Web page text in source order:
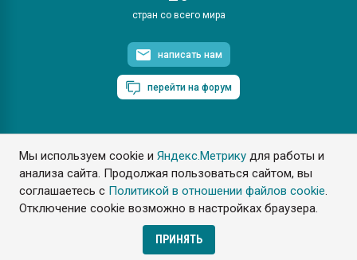
Мы используем cookie иЯндекс.Метрику для работы и
анализа сайта. Продолжая пользоваться сайтом, вы
соглашаетесь с Политикой в отношении файлов cookie.
Отключение cookie возможно в настройках браузера.
ПРИНЯТЬ
стран со всего мира
написать нам
перейти на форум
ПластЭксперт © 2006. Все права защищены
Разрешается копирование материалов сайта с обязательной
ссылкой на www.e-plastic.ru
Разработка сайта